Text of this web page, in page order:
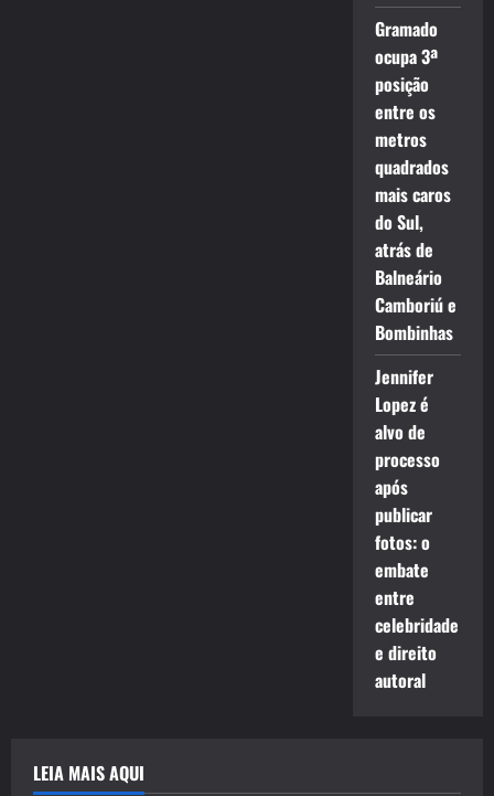
Gramado
ocupa 3ª
posição
entre os
metros
quadrados
mais caros
do Sul,
atrás de
Balneário
Camboriú e
Bombinhas
Jennifer
Lopez é
alvo de
processo
após
publicar
fotos: o
embate
entre
celebridade
e direito
autoral
LEIA MAIS AQUI